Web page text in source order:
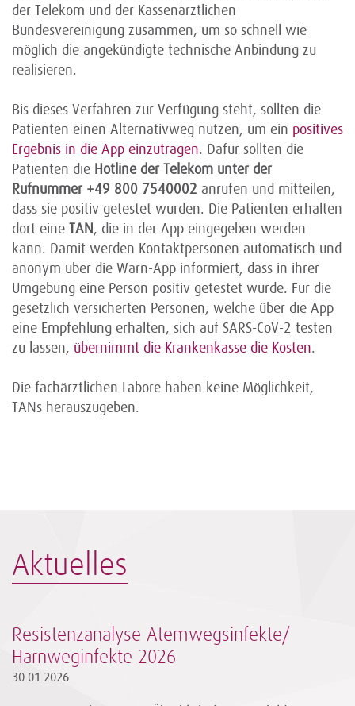
der Telekom und der Kassenärztlichen
Bundesvereinigung zusammen, um so schnell wie
möglich die angekündigte technische Anbindung zu
realisieren.
Bis dieses Verfahren zur Verfügung steht, sollten die
Patienten einen Alternativweg nutzen, um ein positives
Ergebnis in die App einzutragen. Dafür sollten die
Patienten die Hotline der Telekom unter der
Rufnummer +49 800 7540002 anrufen und mitteilen,
dass sie positiv getestet wurden. Die Patienten erhalten
dort eine TAN , die in der App eingegeben werden
kann. Damit werden Kontaktpersonen automatisch und
anonym über die Warn-App informiert, dass in ihrer
Umgebung eine Person positiv getestet wurde. Für die
gesetzlich versicherten Personen, welche über die App
eine Empfehlung erhalten, sich auf SARS-CoV-2 testen
zu lassen, übernimmt die Krankenkasse die Kosten.
Die fachärztlichen Labore haben keine Möglichkeit,
TANs herauszugeben.
Aktuelles
Resistenzanalyse Atemwegsinfekte/
Harnweginfekte 2026
30.01.2026